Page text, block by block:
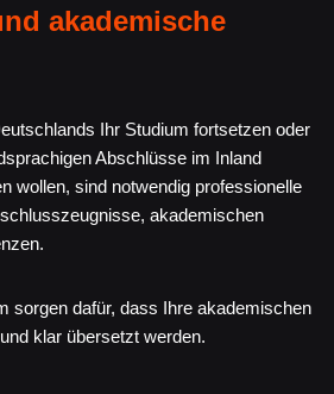
akademische
Ihr Studium fortsetzen oder
Abschlüsse im Inland
wollen, sind notwendig professionelle
akademischen
sorgen dafür, dass Ihre akademischen
klar übersetzt werden.